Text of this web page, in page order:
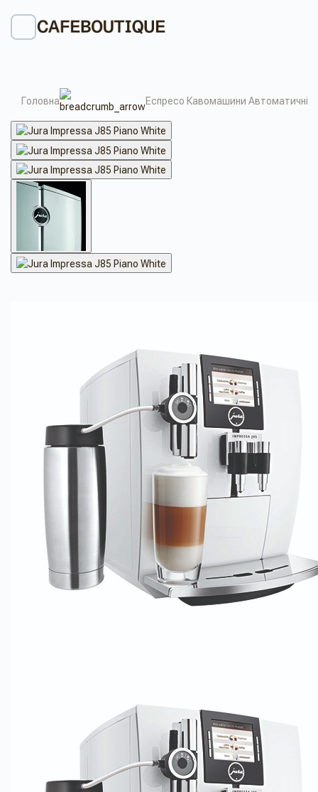
Головна Еспресо Кавомашини Автоматичні